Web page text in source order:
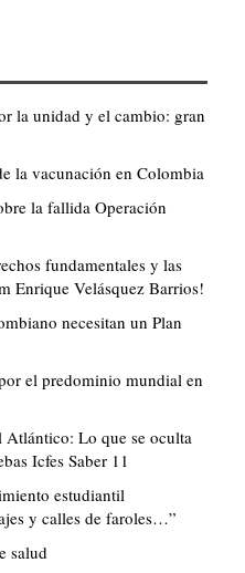
la unidad y el cambio: gran
la vacunación en Colombia
la fallida Operación
fundamentales y las
Enrique Velásquez Barrios!
necesitan un Plan
el predominio mundial en
Atlántico: Lo que se oculta
Icfes Saber 11
estudiantil
y calles de faroles…”
salud